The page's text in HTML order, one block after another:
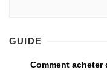
GUIDE
Comment acheter